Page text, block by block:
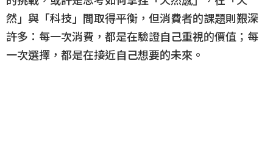
然」與「科技」間取得平衡，但消費者的課題則艱深
許多：每一次消費，都是在驗證自己重視的價值；每
一次選擇，都是在接近自己想要的未來。